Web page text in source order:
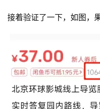
接着验证了一下，如图，